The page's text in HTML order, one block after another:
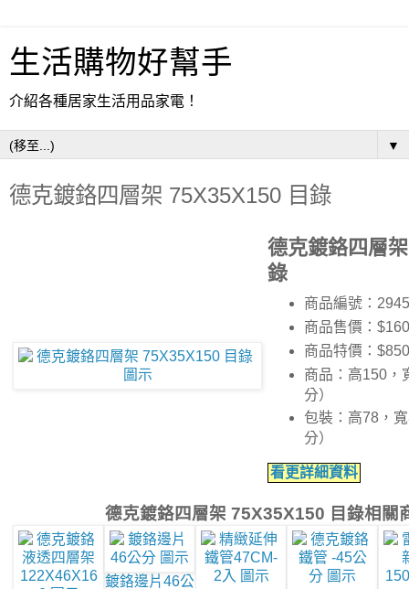
生活購物好幫手
介紹各種居家生活用品家電！
▼
德克鍍鉻四層架 75X35X150 目錄
德克鍍鉻四層
錄
商品編號：
商品售價：
商品特價： $850
商品：高150，
分）
包裝：高78，
分）
看更詳細資料
德克鍍鉻四層架 75X35X150 目錄相關
鍍鉻邊片46公